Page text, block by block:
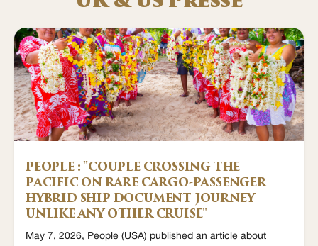
PEOPLE : "COUPLE CROSSING THE
PACIFIC ON RARE CARGO-PASSENGER
HYBRID SHIP DOCUMENT JOURNEY
UNLIKE ANY OTHER CRUISE"
May 7, 2026, People (USA) published an article about